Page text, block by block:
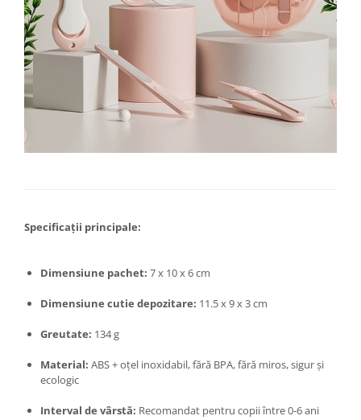
Tarcuri animale
Semanatori
Masini batut stalpi si accesorii
Roabe & accesorii
Casute gradina si cutii depozitare
Mobilier gradina
Zdrobitoare si teascuri
Zdrobitoare electrice
Masini de cusut si accesorii
Articole antidaunatori gradina
Sere si solarii
Suflante si aspiratoare exterior
Specificații principale:
Dimensiune pachet: 7 x 10 x 6 cm
Dimensiune cutie depozitare: 11.5 x 9 x 3 cm
Greutate: 134 g
Material: ABS + oțel inoxidabil, fără BPA, fără miros, sigur și
ecologic
Interval de vârstă: Recomandat pentru copii între 0-6 ani